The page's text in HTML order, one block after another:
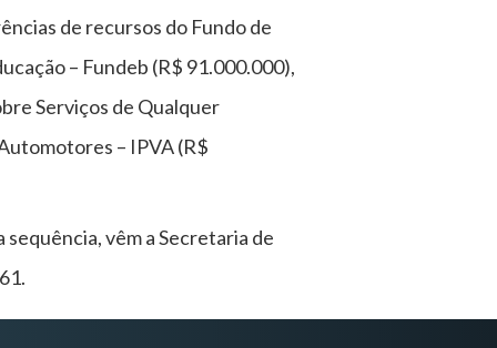
de recursos do Fundo de
– Fundeb (R$ 91.000.000),
Serviços de Qualquer
– IPVA (R$
vêm a Secretaria de